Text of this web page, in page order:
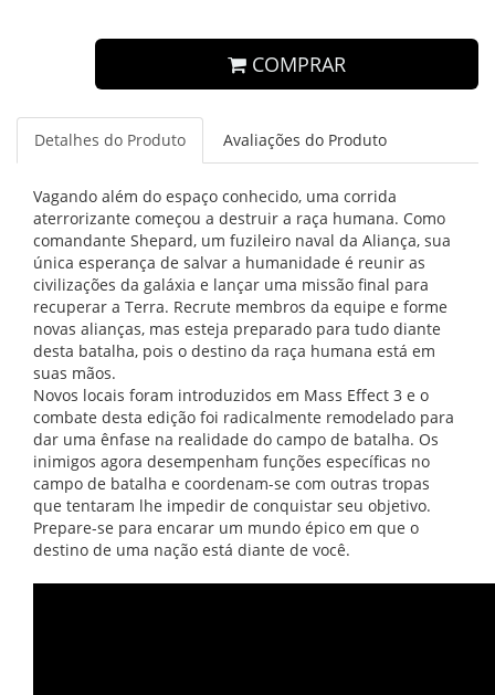
COMPRAR
Detalhes do Produto Avaliações do Produto
Vagando além do espaço conhecido, uma corrida
aterrorizante começou a destruir a raça humana. Como
comandante Shepard, um fuzileiro naval da Aliança, sua
única esperança de salvar a humanidade é reunir as
civilizações da galáxia e lançar uma missão final para
recuperar a Terra. Recrute membros da equipe e forme
novas alianças, mas esteja preparado para tudo diante
desta batalha, pois o destino da raça humana está em
suas mãos.
Novos locais foram introduzidos em Mass Effect 3 e o
combate desta edição foi radicalmente remodelado para
dar uma ênfase na realidade do campo de batalha. Os
inimigos agora desempenham funções específicas no
campo de batalha e coordenam-se com outras tropas
que tentaram lhe impedir de conquistar seu objetivo.
Prepare-se para encarar um mundo épico em que o
destino de uma nação está diante de você.